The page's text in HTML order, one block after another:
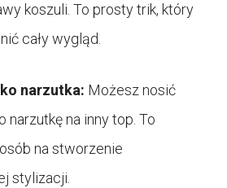
koszuli. To prosty trik, który
cały wygląd.
narzutka: Możesz nosić
narzutkę na inny top. To
na stworzenie
stylizacji.